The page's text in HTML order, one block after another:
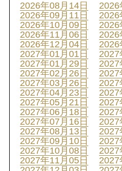
2026年08月14日
2026
2026年09月11日
2026
2026年10月09日
2026
2026年11月06日
2026
2026年12月04日
2026
2027年01月01日
2027
2027年01月29日
2027
2027年02月26日
2027
2027年03月26日
2027
2027年04月23日
2027
2027年05月21日
2027
2027年06月18日
2027
2027年07月16日
2027
2027年08月13日
2027
2027年09月10日
2027
2027年10月08日
2027
2027年11月05日
2027